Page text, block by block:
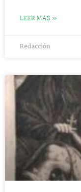
LEER MÁS »
Redacción